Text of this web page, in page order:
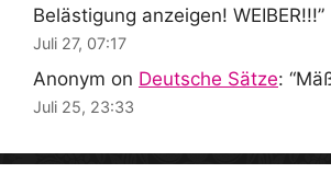
Belästigung anzeigen! WEIBER!!!”
Juli 27, 07:17
Anonym on Deutsche Sätze: “
Juli 25, 23:33